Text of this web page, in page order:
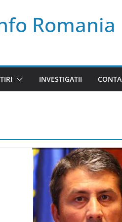
Romania
INVESTIGATII